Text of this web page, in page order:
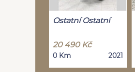
Ostatní Ostatní
20 490 Kč
0 Km 2021